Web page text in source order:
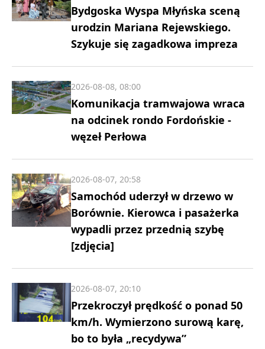
Bydgoska Wyspa Młyńska sceną
urodzin Mariana Rejewskiego.
Szykuje się zagadkowa impreza
Komunikacja tramwajowa wraca
na odcinek rondo Fordońskie -
węzeł Perłowa
2026-08-08, 08:00
Samochód uderzył w drzewo w
Borównie. Kierowca i pasażerka
wypadli przez przednią szybę
[zdjęcia]
2026-08-07, 20:58
Przekroczył prędkość o ponad 50
km/h. Wymierzono surową karę,
bo to była „recydywa”
2026-08-07, 20:10